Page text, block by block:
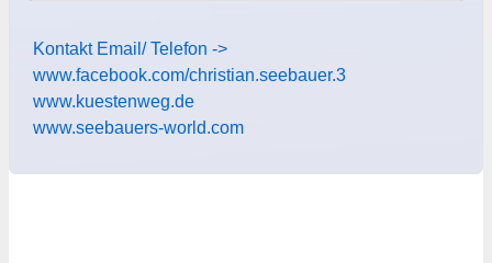
Kontakt Email/ Telefon ->
www.facebook.com/christian.seebauer.3
www.kuestenweg.de
www.seebauers-world.com